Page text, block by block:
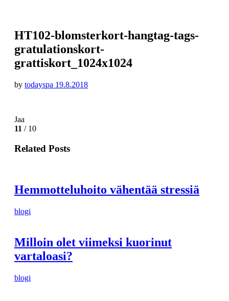
HT102-blomsterkort-hangtag-tags-
gratulationskort-
grattiskort_1024x1024
by todayspa 19.8.2018
Jaa
11 / 10
Related Posts
Hemmotteluhoito vähentää stressiä
blogi
Milloin olet viimeksi kuorinut
vartaloasi?
blogi